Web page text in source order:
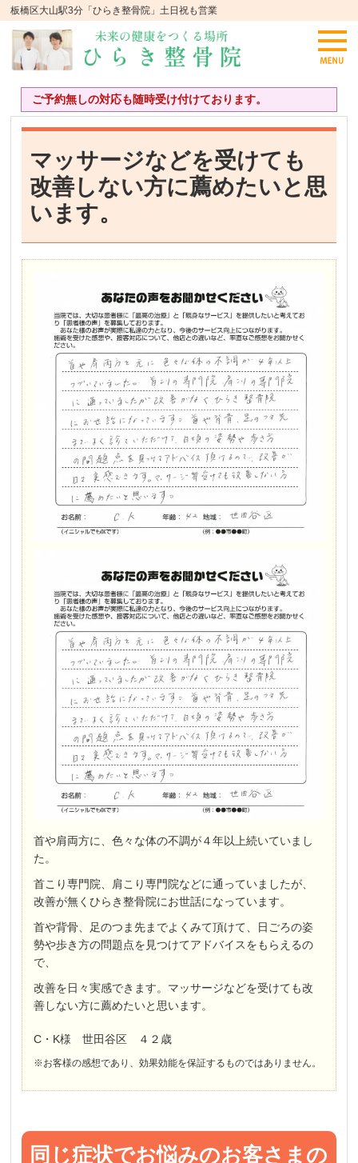
板橋区大山駅3分「ひらき整骨院」土日祝も営業
ご予約無しの対応も随時受け付けております。
マッサージなどを受けても
改善しない方に薦めたいと思
います。
首や肩両方に、色々な体の不調が４年以上続いていまし
た。
首こり専門院、肩こり専門院などに通っていましたが、
改善が無くひらき整骨院にお世話になっています。
首や背骨、足のつま先までよくみて頂けて、日ごろの姿
勢や歩き方の問題点を見つけてアドバイスをもらえるの
で、
改善を日々実感できます。マッサージなどを受けても改
善しない方に薦めたいと思います。
C・K様 世田谷区 ４２歳
※お客様の感想であり、効果効能を保証するものではありません。
同じ症状でお悩みのお客さまの